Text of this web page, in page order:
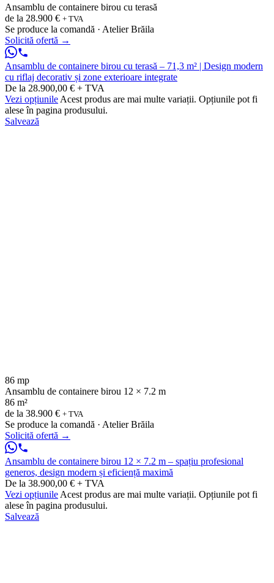
Ansamblu de containere birou cu terasă
de la 28.900 € + TVA
Se produce la comandă · Atelier Brăila
Solicită ofertă →
Ansamblu de containere birou cu terasă – 71,3 m² | Design modern
cu riflaj decorativ și zone exterioare integrate
De la 28.900,00 € + TVA
Vezi opțiunile Acest produs are mai multe variații. Opțiunile pot fi
alese în pagina produsului.
Salvează
86 mp
Ansamblu de containere birou 12 × 7.2 m
86 m²
de la 38.900 € + TVA
Se produce la comandă · Atelier Brăila
Solicită ofertă →
Ansamblu de containere birou 12 × 7.2 m – spațiu profesional
generos, design modern și eficiență maximă
De la 38.900,00 € + TVA
Vezi opțiunile Acest produs are mai multe variații. Opțiunile pot fi
alese în pagina produsului.
Salvează